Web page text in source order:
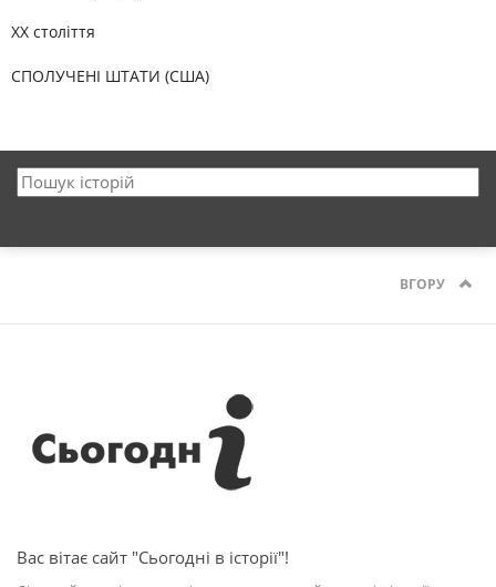
XX століття
СПОЛУЧЕНІ ШТАТИ (США)
ВГОРУ
Вас вітає сайт "Сьогодні в історії"!